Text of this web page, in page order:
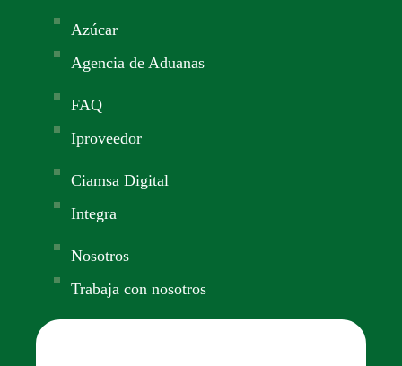
Azúcar
Agencia de Aduanas
FAQ
Iproveedor
Ciamsa Digital
Integra
Nosotros
Trabaja con nosotros